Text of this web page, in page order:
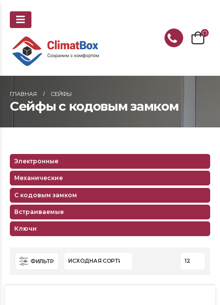
ГЛАВНАЯ СЕЙФЫ
Сейфы с кодовым замком
Электронные
Механические
С кодовым замком
Встраиваемые
Ключи
ФИЛЬТР